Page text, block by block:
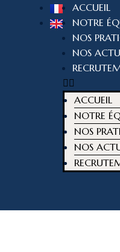
ACCUEIL
NOTRE
NOS
NOS
ACCUEIL
NOTRE
NOS
NOS